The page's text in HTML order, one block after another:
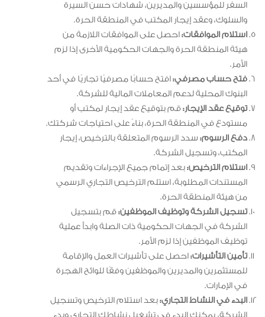
السفر للمؤسسين والمديرين، شهادات حسن السيرة
والسلوك، وعقد إيجار المكتب في المنطقة الحرة.
استلام الموافقات:احصل على الموافقات اللازمة من
هيئة المنطقة الحرة والجهات الحكومية الأخرى إذا لزم
الأمر.
فتح حساب مصرفي:افتح حسابًا مصرفيًا تجاريًا في أحد
البنوك المحلية لدعم المعاملات المالية للشركة.
توقيع عقد الإيجار:قم بتوقيع عقد إيجار لمكتب أو
مستودع في المنطقة الحرة، بناءً على احتياجات شركتك.
دفع الرسوم: سدد الرسوم المتعلقة بالترخيص، إيجار
المكتب، وتسجيل الشركة.
استلام الترخيص:بعد إتمام جميع الإجراءات وتقديم
المستندات المطلوبة، استلم الترخيص التجاري الرسمي
من هيئة المنطقة الحرة.
تسجيل الشركة وتوظيف الموظفين:قم بتسجيل
الشركة في الجهات الحكومية ذات الصلة وابدأ عملية
توظيف الموظفين إذا لزم الأمر.
تأمين التأشيرات:احصل على تأشيرات العمل والإقامة
للمستثمرين والمديرين والموظفين وفقًا للوائح الهجرة
في الإمارات.
البدء في النشاط التجاري:بعد استلام الترخيص وتسجيل